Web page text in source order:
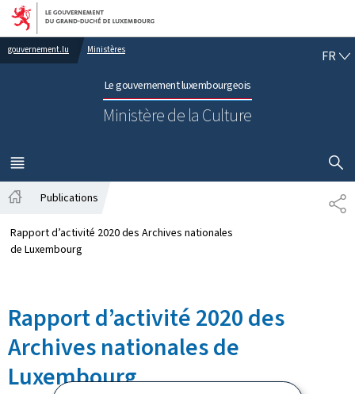
Aller au menu principal
Aller au contenu
gouvernement.lu Ministères
Le gouvernement luxembourgeois
Ministère de la Culture
FR
MENU
PRINCIPAL
Publications
Rapport d’activité 2020 des Archives nationales
de Luxembourg
Rapport d’activité 2020 des
Archives nationales de
Luxembourg